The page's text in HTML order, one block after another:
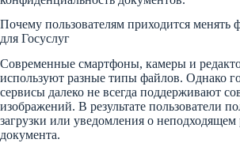
Почему пользователям приходится менять
для Госуслуг
Современные смартфоны, камеры и
используют разные типы файлов. Однако
сервисы далеко не всегда поддерживают
изображений. В результате пользователи
загрузки или уведомления о
документа.